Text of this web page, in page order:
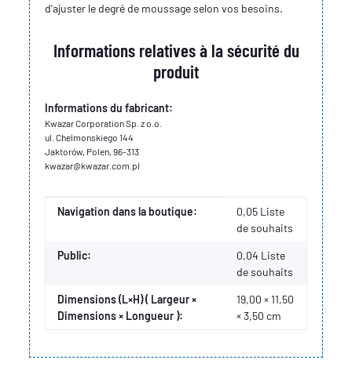
d'ajuster le degré de moussage selon vos besoins.
Informations relatives à la sécurité du
produit
Informations du fabricant:
Kwazar Corporation Sp. z o.o.
ul. Chelmonskiego 144
Jaktorów, Polen, 96-313
kwazar@kwazar.com.pl
Valeur
Fabricant
Navigation dans la boutique:
0,05 Liste
de souhaits
Public: 0,04 Liste
de souhaits
Dimensions (L×H) ( Largeur ×
Dimensions × Longueur ):
19,00 × 11,50
× 3,50 cm